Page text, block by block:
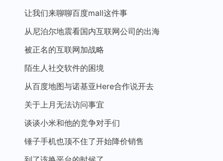
让我们来聊聊百度mall这件事
从尼泊尔地震看国内互联网公司的出海
被正名的互联网加战略
陌生人社交软件的困境
从百度地图与诺基亚Here合作说开去
关于上月无法访问事宜
谈谈小米和他的竞争对手们
锤子手机也顶不住了开始降价销售